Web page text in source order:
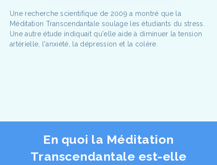
Une recherche scientifique de 2009 a montré que la
Méditation Transcendantale soulage les étudiants du stress.
Une autre étude indiquait qu'elle aide à diminuer la tension
artérielle, l'anxiété, la dépression et la colère.
En quoi la Méditation
Transcendantale est-elle